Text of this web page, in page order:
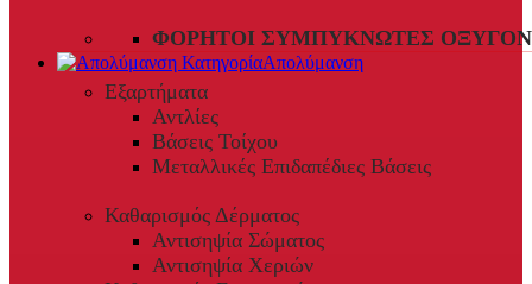
ΦΟΡΗΤΟΊ ΣΥΜΠΥΚΝΩΤΈΣ
Απολύμανση
Εξαρτήματα
Αντλίες
Βάσεις Τοίχου
Μεταλλικές Επιδαπέδιες Βάσεις
Καθαρισμός Δέρματος
Αντισηψία Σώματος
Αντισηψία Χεριών